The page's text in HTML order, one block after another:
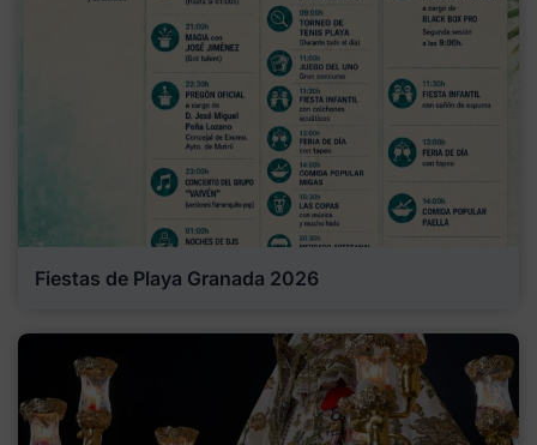
Fiestas de Playa Granada 2026